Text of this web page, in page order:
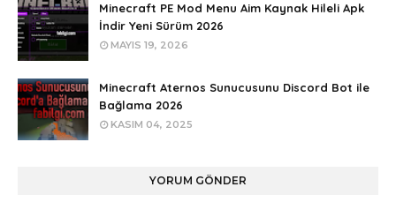
Minecraft PE Mod Menu Aim Kaynak Hileli Apk
İndir Yeni Sürüm 2026
MAYIS 19, 2026
Minecraft Aternos Sunucusunu Discord Bot ile
Bağlama 2026
KASIM 04, 2025
YORUM GÖNDER